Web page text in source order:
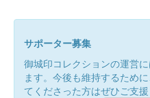
サポーター募集
御城印コレクションの運営
ます。今後も維持するため
てくださった方はぜひご支